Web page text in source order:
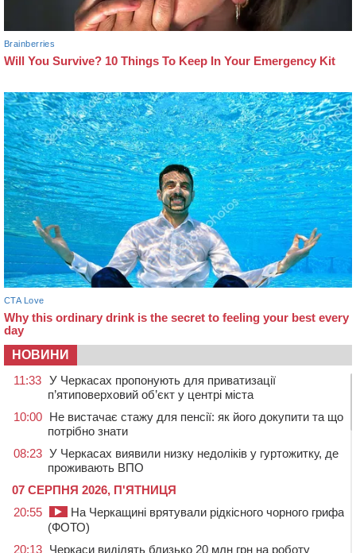
НОВИНИ
11:33 У Черкасах пропонують для приватизації
п’ятиповерховий об’єкт у центрі міста
10:00
Не вистачає стажу для пенсії: як його докупити та що
потрібно знати
08:23 У Черкасах виявили низку недоліків у гуртожитку, де
проживають ВПО
07 СЕРПНЯ 2026, П'ЯТНИЦЯ
20:55
На Черкащині врятували рідкісного чорного грифа
(ФОТО)
20:13 Черкаси виділять близько 20 млн грн на роботу